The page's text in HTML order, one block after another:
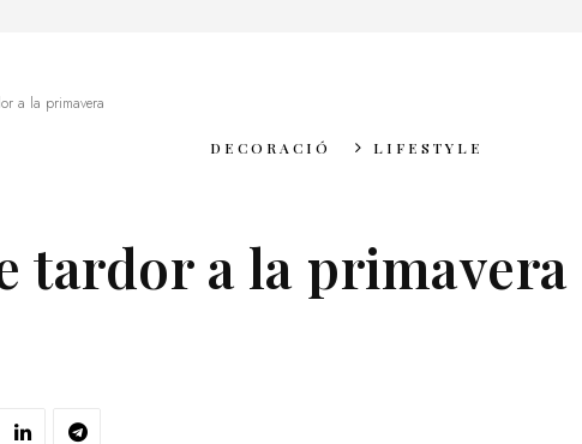
a la primavera
DECORACIÓ LIFESTYLE
tardor a la primavera